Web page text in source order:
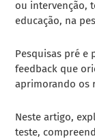
ou intervenção,
educação, na
Pesquisas pré e
feedback que
aprimorando os
Neste artigo,
teste,